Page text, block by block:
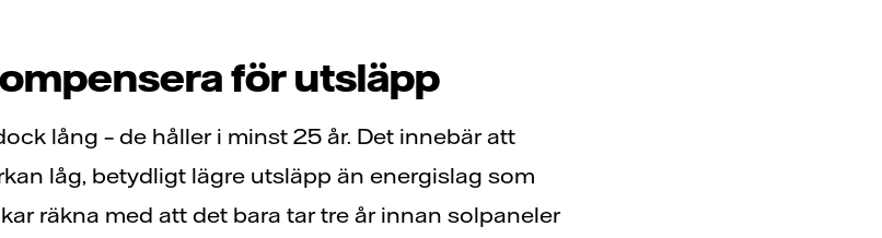
för utsläpp
lång – de håller i minst 25 år. Det innebär att
låg, betydligt lägre utsläpp än energislag som
räkna med att det bara tar tre år innan solpaneler